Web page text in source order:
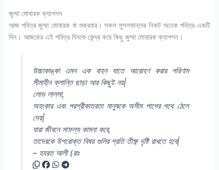
জুম্মা মোবারক ক্যাপশন
আজ পবিত্র জুম্মা মোবারক বা শুক্রবার। সকল মুসলমানদের নিকট অনেক পবিত্র একটি
দিন। আজকের এই পবিত্র দিনকে কেন্দ্র করে কিছু জুম্মা মোবারক ক্যাপশন।
উচ্চাকাঙ্কা এমন এক বাহন যাতে আরোহণ করার পরিণাম
সীমাহীন ক্লান্তি ছাড়া আর কিছুই নয়|
লোভ লালসা,
অহংকার এবং পরশ্রীকাতরতা মানুষকে অসীম পাপের পথে ঠেলে
দেয়|
যারা জীবনে সাফল্য কামনা করে,
তাদেরকে উপরোক্ত বিষয় গুলির প্রতি তীক্ষ্ণ দৃষ্টি রাখতে হবে|
– হযরত আলী (রাঃ